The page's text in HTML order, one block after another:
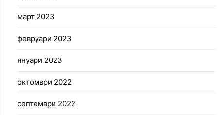
март 2023
февруари 2023
януари 2023
октомври 2022
септември 2022